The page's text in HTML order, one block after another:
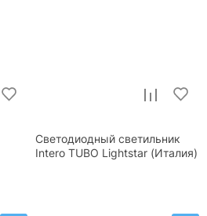
Светодиодный светильник
Intero TUBO Lightstar (Италия)